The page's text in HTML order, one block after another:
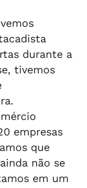
durante a
tivemos
empresas
que
não se
em um